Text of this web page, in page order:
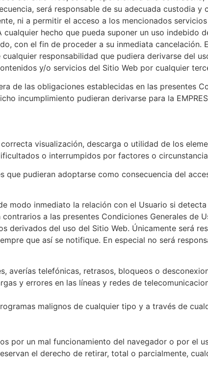
será responsable de su adecuada custodia
ni a permitir el acceso a los mencionados
cualquier hecho que pueda suponer un uso indebido
con el fin de proceder a su inmediata cancelación.
responsabilidad que pudiera derivarse del
y/o servicios del Sitio Web por cualquier
de las obligaciones establecidas en las presentes
incumplimiento pudieran derivarse para la
visualización, descarga o utilidad de los
o interrumpidos por factores o
que pudieran adoptarse como consecuencia del
modo inmediato la relación con el Usuario si
a las presentes Condiciones Generales de
derivados del uso del Sitio Web. Únicamente será
que así se notifique. En especial no será
averías telefónicas, retrasos, bloqueos o
y errores en las líneas y redes de
malignos de cualquier tipo y a través de
por un mal funcionamiento del navegador o por el
el derecho de retirar, total o parcialmente,